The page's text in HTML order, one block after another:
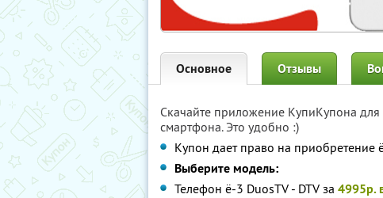
Основное Отзывы
Скачайте приложение КупиКупона для
смартфона. Это удобно :)
Купон дает право на приобретение
Выберите модель:
Телефон ё-3 DuosTV - DTV за 4995р.